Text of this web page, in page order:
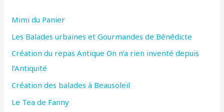
h
e
r
:
Mimi du Panier
Les Balades urbaines et Gourmandes de Bénédicte
Création du repas Antique On n’a rien inventé depuis
l’Antiquité
Création des balades à Beausoleil
Le Tea de Fanny